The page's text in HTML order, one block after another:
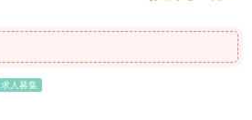
求人募集